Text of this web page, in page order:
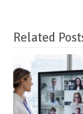
Related